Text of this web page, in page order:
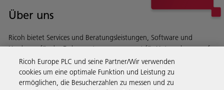
Über uns
Ricoh bietet Services und Beratungsleistungen, Software und
Hardware für das Dokumentenmanagement für Unternehmen auf
der ganzen Welt.
Lesen Sie mehr über unsere Geschichte und darüber, was
wir machen
Ricoh Europe PLC und seine Partner/Wir verwenden
cookies um eine optimale Funktion und Leistung zu
ermöglichen, die Besucherzahlen zu messen und zu